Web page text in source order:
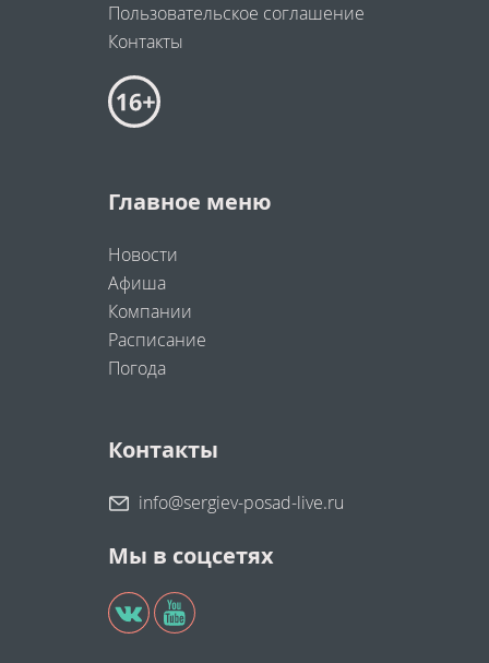
Пользовательское соглашение
Контакты
Главное меню
Новости
Афиша
Компании
Расписание
Погода
Контакты
info@sergiev-posad-live.ru
Мы в соцсетях